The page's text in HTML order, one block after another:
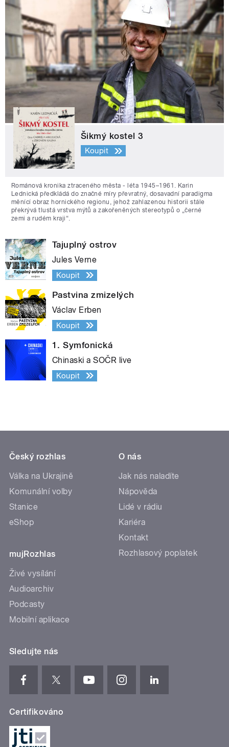
Šikmý kostel 3
Koupit
Románová kronika ztraceného města - léta 1945–1961. Karin
Lednická předkládá do značné míry převratný, dosavadní paradigma
měnící obraz hornického regionu, jehož zahlazenou historii stále
překrývá tlustá vrstva mýtů a zakořeněných stereotypů o „černé
zemi a rudém kraji“.
Tajuplný ostrov
Jules Verne
Koupit
Pastvina zmizelých
Václav Erben
Koupit
1. Symfonická
Chinaski a SOČR live
Koupit
Český rozhlas
Válka na Ukrajině
Komunální volby
Stanice
eShop
mujRozhlas
Živé vysílání
Audioarchiv
Podcasty
Mobilní aplikace
O nás
Jak nás naladíte
Nápověda
Lidé v rádiu
Kariéra
Kontakt
Rozhlasový poplatek
Sledujte nás
Certifikováno